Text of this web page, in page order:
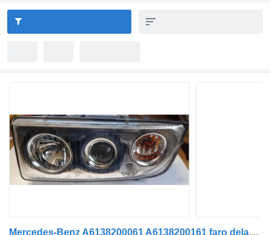
Mercedes-Benz A6138200061 A6138200161 faro delantero para Mercedes-Benz Tourismo O350 autobús